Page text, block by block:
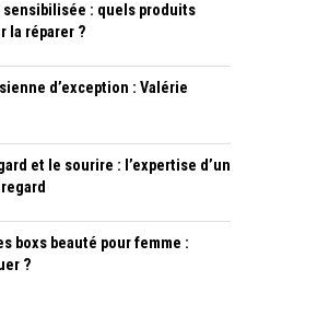
sensibilisée : quels produits
la réparer ?
d’exception : Valérie
et le sourire : l’expertise d’un
boxs beauté pour femme :
?